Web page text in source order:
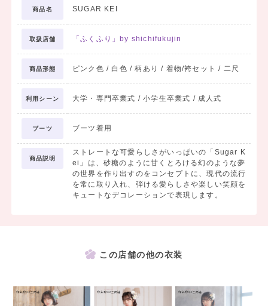
商品名 SUGAR KEI
取扱店舗 「ふくふり」by shichifukujin
商品形態 ピンク色 / 白色 / 柄あり / 着物/袴セット / 二尺
利用シーン 大学・専門卒業式 / 小学生卒業式 / 成人式
ブーツ ブーツ着用
商品説明
ストレートな可愛らしさがいっぱいの「Sugar K
ei」は、砂糖のように甘くとろける幻のような夢
の世界を作り出すのをコンセプトに、現代の流行
を常に取り入れ、弾ける愛らしさや楽しい笑顔を
キュートなデコレーションで表現します。
この店舗の他の衣装